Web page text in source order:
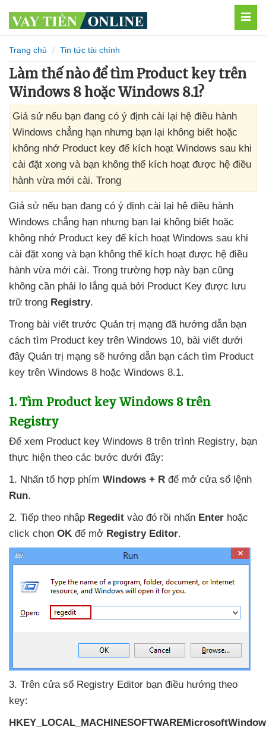
Trang chủ Tin tức tài chính
Làm thế nào để tìm Product key trên
Windows 8 hoặc Windows 8.1?
Giả sử nếu bạn đang có ý định cài lại hệ điều hành
Windows chẳng hạn nhưng bạn lại không biết hoặc
không nhớ Product key để kích hoạt Windows sau khi
cài đặt xong và bạn không thể kích hoạt được hệ điều
hành vừa mới cài. Trong
Giả sử nếu bạn đang có ý định cài lại hệ điều hành
Windows chẳng hạn nhưng bạn lại không biết hoặc
không nhớ Product key để kích hoạt Windows sau khi
cài đặt xong và bạn không thể kích hoạt được hệ điều
hành vừa mới cài. Trong trường hợp này bạn cũng
không cần phải lo lắng quá bởi Product Key được lưu
trữ trong Registry.
Trong bài viết trước Quản trị mạng đã hướng dẫn bạn
cách tìm Product key trên Windows 10, bài viết dưới
đây Quản trị mạng sẽ hướng dẫn bạn cách tìm Product
key trên Windows 8 hoặc Windows 8.1.
1. Tìm Product key Windows 8 trên
Registry
Để xem Product key Windows 8 trên trình Registry, bạn
thực hiện theo các bước dưới đây:
1. Nhấn tổ hợp phím Windows + R để mở cửa sổ lệnh
Run.
2. Tiếp theo nhập Regedit vào đó rồi nhấn Enter hoặc
click chọn OK để mở Registry Editor.
3. Trên cửa sổ Registry Editor bạn điều hướng theo
key: